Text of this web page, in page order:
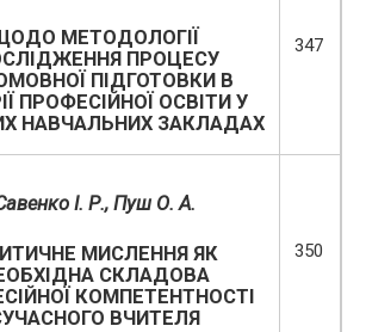
МЕТОДОЛОГІЇ
ПРОЦЕСУ
ПІДГОТОВКИ В
ПРОФЕСІЙНОЇ ОСВІТИ У
НАВЧАЛЬНИХ ЗАКЛАДАХ
347
І. Р., Пуш О. А.
МИСЛЕННЯ ЯК
СКЛАДОВА
КОМПЕТЕНТНОСТІ
ВЧИТЕЛЯ
350